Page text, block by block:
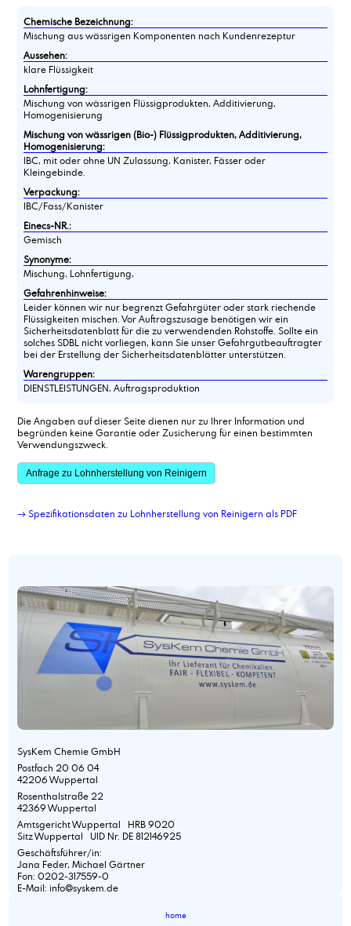
Chemische Bezeichnung:
Mischung aus wässrigen Komponenten nach Kundenrezeptur
Aussehen:
klare Flüssigkeit
Lohnfertigung:
Mischung von wässrigen Flüssigprodukten, Additivierung,
Homogenisierung
Mischung von wässrigen (Bio-) Flüssigprodukten, Additivierung,
Homogenisierung:
IBC, mit oder ohne UN Zulassung, Kanister, Fässer oder
Kleingebinde.
Verpackung:
IBC/Fass/Kanister
Einecs-NR.:
Gemisch
Synonyme:
Mischung, Lohnfertigung,
Gefahrenhinweise:
Leider können wir nur begrenzt Gefahrgüter oder stark riechende
Flüssigkeiten mischen. Vor Auftragszusage benötigen wir ein
Sicherheitsdatenblatt für die zu verwendenden Rohstoffe. Sollte ein
solches SDBL nicht vorliegen, kann Sie unser Gefahrgutbeauftragter
bei der Erstellung der Sicherheitsdatenblätter unterstützen.
Warengruppen:
DIENSTLEISTUNGEN, Auftragsproduktion
Die Angaben auf dieser Seite dienen nur zu Ihrer Information und
begründen keine Garantie oder Zusicherung für einen bestimmten
Verwendungszweck.
Anfrage zu Lohnherstellung von Reinigern
→ Spezifikationsdaten zu Lohnherstellung von Reinigern als PDF
SysKem Chemie GmbH
Postfach 20 06 04
42206 Wuppertal
Rosenthalstraße 22
42369 Wuppertal
Amtsgericht Wuppertal HRB 9020
Sitz Wuppertal UID Nr. DE 812146925
Geschäftsführer/in:
Jana Feder, Michael Gärtner
Fon: 0202-317559-0
E-Mail: info@syskem.de
home